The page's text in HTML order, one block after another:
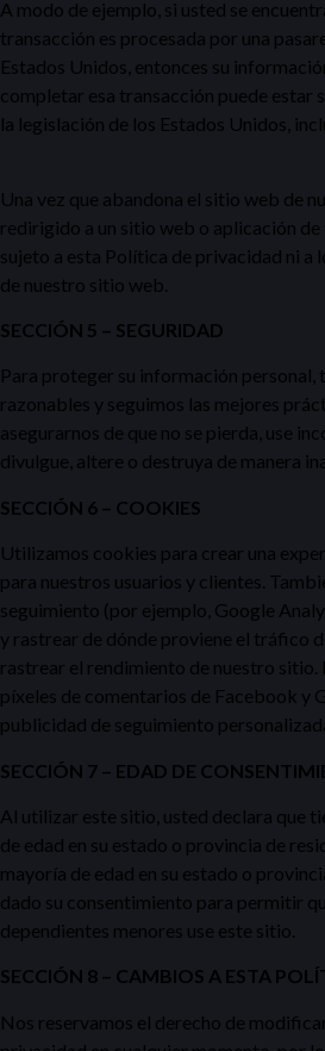
A modo de ejemplo, si usted se
transacción es procesada por una
Estados Unidos, entonces su
completar esa transacción puede estar
la legislación de los Estados Unidos,
Una vez que abandona el sitio web de
redirigido a un sitio web o aplicación de
sujeto a esta Política de privacidad ni a
de nuestro sitio web.
SECCIÓN 5 – SEGURIDAD
Para proteger su información personal,
razonables y seguimos las mejores
asegurarnos de que no se pierda, use
divulgue, altere o destruya de manera
SECCIÓN 6 – COOKIES
Utilizamos cookies para crear una
para nuestros usuarios y clientes.
seguimiento (por ejemplo, Google
y rastrear de dónde proviene el tráfico
rastrear el rendimiento de nuestro
píxeles de comentarios de Facebook y
publicidad de seguimiento
SECCIÓN 7 – EDAD DE
Al utilizar este sitio, usted declara que
de edad en su estado o provincia de
mayoría de edad en su estado o
dado su consentimiento para permitir
dependientes menores use este sitio.
SECCIÓN 8 – CAMBIOS A ESTA
Nos reservamos el derecho de